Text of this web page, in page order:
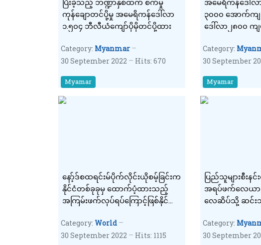
ပြီးခဲ့သည့် ဘဏ္ဍာနှစ်ထက် စက်မှု
ကုန်ချောတင်ပို့မှု အမေရိကန်ဒေါ်လာ
၁.၅၀၄ ဘီလီယံကျော်ပိုမိုတင်ပို့ထား
Category: Myanmar
30 September 2022
Hits: 670
Myamar
အမေရိကန်ဒေါ်လ
၃၀၀၀ အောက်က
ဒေါ်လာ၂၈၀၀
Category:
30 September
Myamar
နော့်ဒ်စထရင်းမ်ပိုက်လိုင်းယိုစမ့်ခြင်းက
နိုင်ငံတစ်ခုခုမှ ထောက်ပံ့ထားသည့်
အကြမ်းဖက်လုပ်ရပ်ကြောင့်ဖြစ်နိုင်
Category: World
30 September 2022
Hits: 1115
ပြည်သူများစီး
အရပ်ဖက်လေယာ
လေဆိပ်သို့ ဆင်း
Category:
30 September